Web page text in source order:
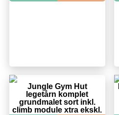
Jungle Gym Hut
legetårn komplet
grundmalet sort inkl.
climb module xtra ekskl.